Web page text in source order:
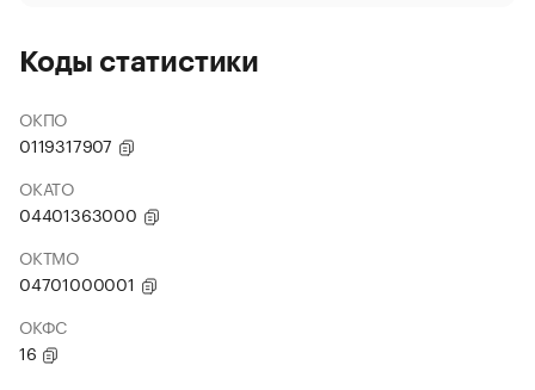
Коды статистики
ОКПО
0119317907
ОКАТО
04401363000
ОКТМО
04701000001
ОКФС
16